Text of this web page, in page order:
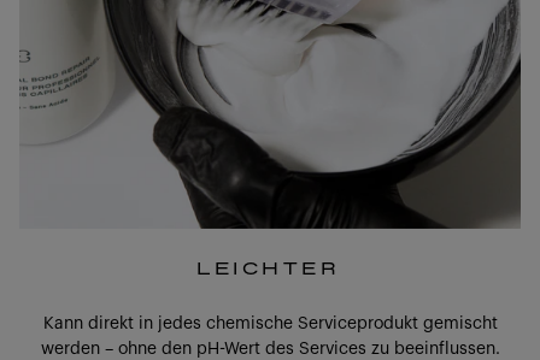
LEICHTER
Kann direkt in jedes chemische Serviceprodukt gemischt
werden – ohne den pH-Wert des Services zu beeinflussen.